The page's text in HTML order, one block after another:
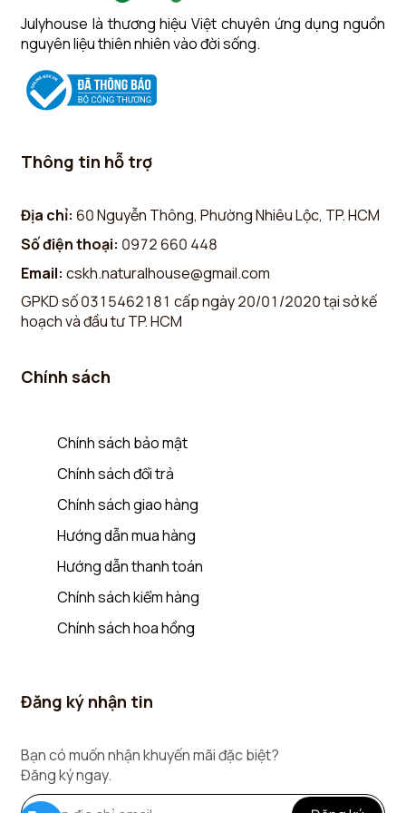
Julyhouse là thương hiệu Việt chuyên ứng dụng nguồn
nguyên liệu thiên nhiên vào đời sống.
Chính sách
Chính sách bảo mật
Chính sách đổi trả
Chính sách giao hàng
Hướng dẫn mua hàng
Hướng dẫn thanh toán
Chính sách kiểm hàng
Chính sách hoa hồng
Đăng ký nhận tin
Bạn có muốn nhận khuyến mãi đặc biệt?
Đăng ký ngay.
Số điện thoại: 0972 660 448
Thông tin hỗ trợ
Địa chỉ: 60 Nguyễn Thông, Phường Nhiêu Lộc, TP. HCM
GPKD số 0315462181 cấp ngày 20/01/2020 tại sở kế
hoạch và đầu tư TP. HCM
Email: cskh.naturalhouse@gmail.com